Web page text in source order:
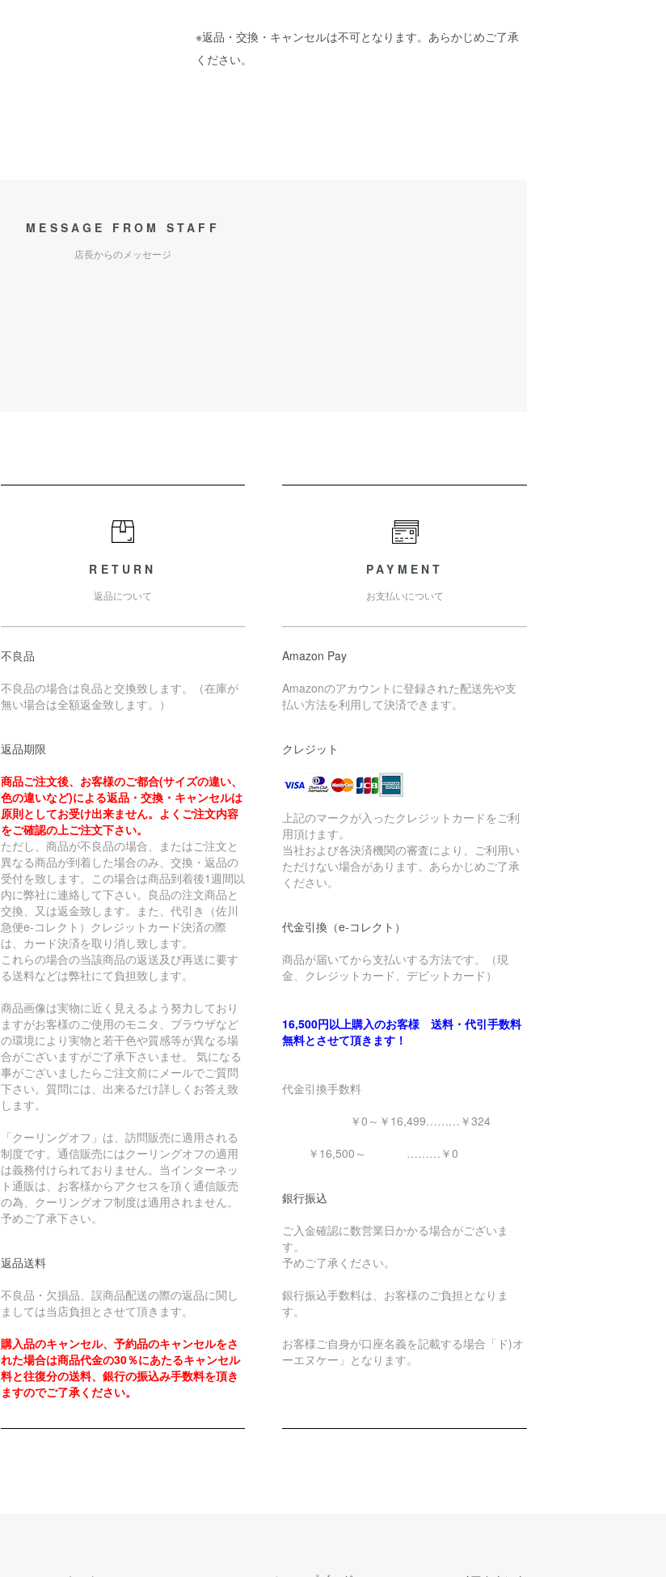
※返品・交換・キャンセルは不可となります。あらかじめご了承
ください。
MESSAGE FROM STAFF
店長からのメッセージ
RETURN
返品について
不良品
不良品の場合は良品と交換致します。（在庫が
無い場合は全額返金致します。）
返品期限
商品ご注文後、お客様のご都合(サイズの違い、
色の違いなど)による返品・交換・キャンセルは
原則としてお受け出来ません。よくご注文内容
をご確認の上ご注文下さい。
ただし、商品が不良品の場合、またはご注文と
異なる商品が到着した場合のみ、交換・返品の
受付を致します。この場合は商品到着後1週間以
内に弊社に連絡して下さい。良品の注文商品と
交換、又は返金致します。また、代引き（佐川
急便e-コレクト）クレジットカード決済の際
は、カード決済を取り消し致します。
これらの場合の当該商品の返送及び再送に要す
る送料などは弊社にて負担致します。
商品画像は実物に近く見えるよう努力しており
ますがお客様のご使用のモニタ、ブラウザなど
の環境により実物と若干色や質感等が異なる場
合がございますがご了承下さいませ。 気になる
事がございましたらご注文前にメールでご質問
下さい。質問には、出来るだけ詳しくお答え致
します。
「クーリングオフ」は、訪問販売に適用される
制度です。通信販売にはクーリングオフの適用
は義務付けられておりません。当インターネッ
ト通販は、お客様からアクセスを頂く通信販売
の為、クーリングオフ制度は適用されません。
予めご了承下さい。
返品送料
不良品・欠損品、誤商品配送の際の返品に関し
ましては当店負担とさせて頂きます。
購入品のキャンセル、予約品のキャンセルをさ
れた場合は商品代金の30％にあたるキャンセル
料と往復分の送料、銀行の振込み手数料を頂き
ますのでご了承ください。
PAYMENT
お支払いについて
Amazon Pay
Amazonのアカウントに登録された配送先や支
払い方法を利用して決済できます。
クレジット
上記のマークが入ったクレジットカードをご利
用頂けます。
当社および各決済機関の審査により、ご利用い
ただけない場合があります。あらかじめご了承
ください。
代金引換（e-コレクト）
商品が届いてから支払いする方法です。（現
金、クレジットカード、デビットカード）
16,500円以上購入のお客様 送料・代引手数料
無料とさせて頂きます！
代金引換手数料
￥0～￥16,499………￥324
￥16,500～ ………￥0
銀行振込
ご入金確認に数営業日かかる場合がございま
す。
予めご了承ください。
銀行振込手数料は、お客様のご負担となりま
す。
お客様ご自身が口座名義を記載する場合「ド)オ
ーエヌケー」となります。